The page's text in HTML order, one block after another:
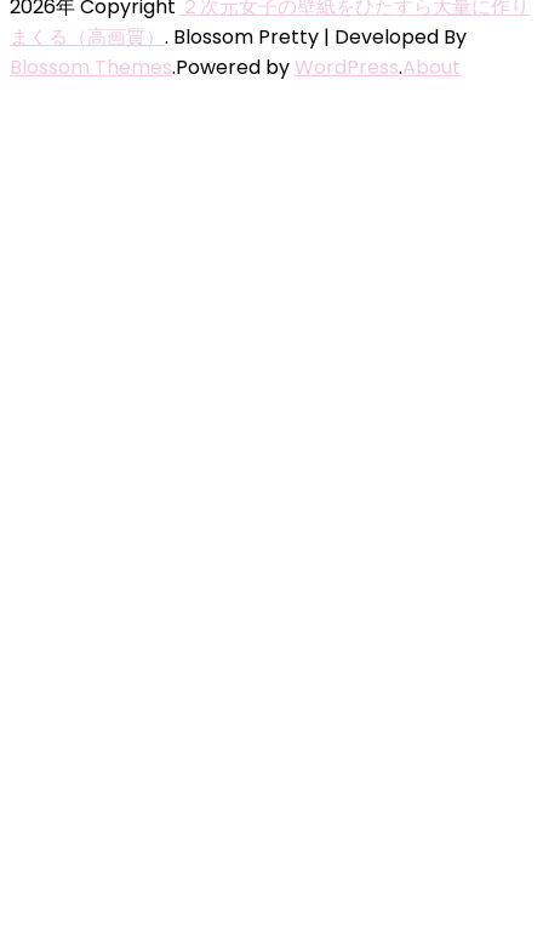
2026年 Copyright ２次元女子の壁紙をひたすら大量に作り
まくる（高画質） . Blossom Pretty | Developed By
Blossom Themes.Powered byWordPress.About